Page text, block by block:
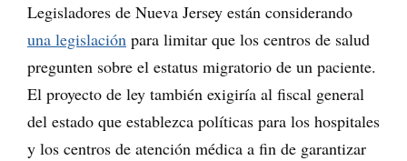
Legisladores de Nueva Jersey están considerando
una legislación para limitar que los centros de salud
pregunten sobre el estatus migratorio de un paciente.
El proyecto de ley también exigiría al fiscal general
del estado que establezca políticas para los hospitales
y los centros de atención médica a fin de garantizar